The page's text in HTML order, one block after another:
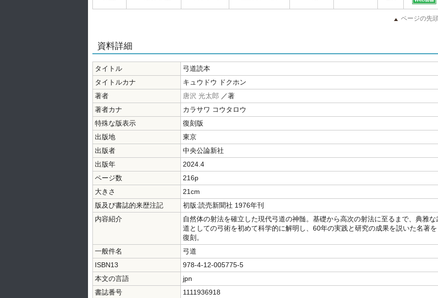
ページの先
資料詳細
タイトル
弓道読本
タイトルカナ
キュウドウ ドクホン
著者
唐沢 光太郎 ／著
著者カナ
カラサワ コウタロウ
特殊な版表示
復刻版
出版地
東京
出版者
中央公論新社
出版年
2024.4
ページ数
216p
大きさ
21cm
版及び書誌的来歴注記
初版:読売新聞社 1976年刊
内容紹介
自然体の射法を確立した現代弓道の神髄。基礎から高次の射法に至るまで、典雅な
道としての弓術を初めて科学的に解明し、60年の実践と研究の成果を説いた名著を
復刻。
一般件名
弓道
ISBN13
978-4-12-005775-5
本文の言語
jpn
書誌番号
1111936918